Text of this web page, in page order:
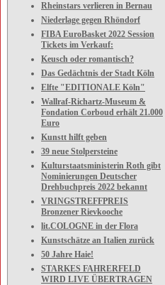
Rheinstars verlieren in Bernau
Niederlage gegen Rhöndorf
FIBA EuroBasket 2022 Session
Tickets im Verkauf:
Keusch oder romantisch?
Das Gedächtnis der Stadt Köln
Elfte "EDITIONALE Köln"
Wallraf-Richartz-Museum &
Fondation Corboud erhält 21.000
Euro
Kunstt hilft geben
39 neue Stolpersteine
Kulturstaatsministerin Roth gibt
Nominierungen Deutscher
Drehbuchpreis 2022 bekannt
VRINGSTREFFPREIS
Bronzener Rievkooche
lit.COLOGNE in der Flora
Kunstschätze an Italien zurück
50 Jahre Haie!
STARKES FAHRERFELD
WIRD LIVE ÜBERTRAGEN